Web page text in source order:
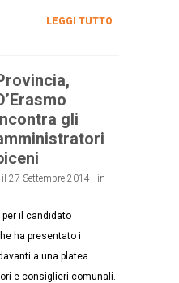
LEGGI TUTTO
gli
27 Settembre 2014 - in
il candidato
ha presentato i
a una platea
e consiglieri comunali.